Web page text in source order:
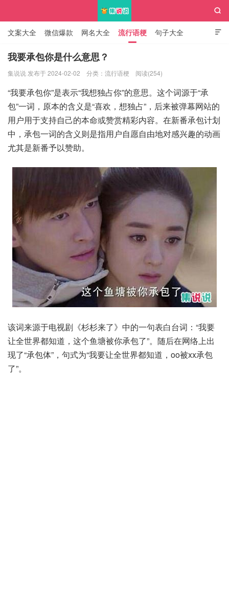

文案大全 微信爆款 网名大全 流行语梗 句子大全
知识大全

我要承包你是什么意思？
集说说 发布于 2024-02-02 分类： 流行语梗 阅读(254)
“我要承包你”是表示“我想独占你”的意思。这个词源于“承
包”一词，原本的含义是“喜欢，想独占”，后来被弹幕网站的
用户用于支持自己的本命或赞赏精彩内容。在新番承包计划
中，承包一词的含义则是指用户自愿自由地对感兴趣的动画
尤其是新番予以赞助。
该词来源于电视剧《杉杉来了》中的一句表白台词：“我要
让全世界都知道，这个鱼塘被你承包了”。随后在网络上出
现了“承包体”，句式为“我要让全世界都知道，oo被xx承包
了”。